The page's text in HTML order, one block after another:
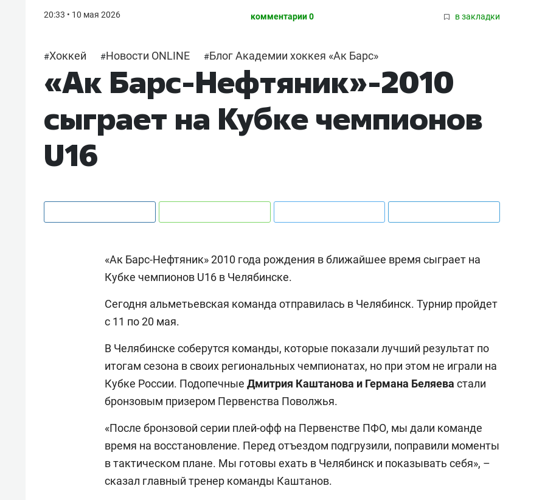
20:33 • 10 мая 2026 комментарии 0 в закладки
#Хоккей #Новости ONLINE #Блог Академии хоккея «Ак Барс»
«Ак Барс-Нефтяник»-2010
сыграет на Кубке чемпионов
U16
«Ак Барс-Нефтяник» 2010 года рождения в ближайшее время сыграет на
Кубке чемпионов U16 в Челябинске.
Сегодня альметьевская команда отправилась в Челябинск. Турнир пройдет
с 11 по 20 мая.
В Челябинске соберутся команды, которые показали лучший результат по
итогам сезона в своих региональных чемпионатах, но при этом не играли на
Кубке России. Подопечные Дмитрия Каштанова и Германа Беляева стали
бронзовым призером Первенства Поволжья.
«После бронзовой серии плей-офф на Первенстве ПФО, мы дали команде
время на восстановление. Перед отъездом подгрузили, поправили моменты
в тактическом плане. Мы готовы ехать в Челябинск и показывать себя», –
сказал главный тренер команды Каштанов.